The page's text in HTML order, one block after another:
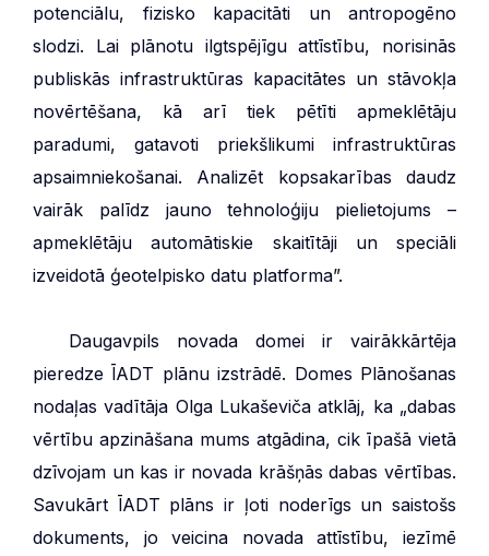
potenciālu, fizisko kapacitāti un antropogēno
slodzi. Lai plānotu ilgtspējīgu attīstību, norisinās
publiskās infrastruktūras kapacitātes un stāvokļa
novērtēšana, kā arī tiek pētīti apmeklētāju
paradumi, gatavoti priekšlikumi infrastruktūras
apsaimniekošanai. Analizēt kopsakarības daudz
vairāk palīdz jauno tehnoloģiju pielietojums –
apmeklētāju automātiskie skaitītāji un speciāli
izveidotā ģeotelpisko datu platforma”.
Daugavpils novada domei ir vairākkārtēja
pieredze ĪADT plānu izstrādē. Domes Plānošanas
nodaļas vadītāja Olga Lukaševiča atklāj, ka „dabas
vērtību apzināšana mums atgādina, cik īpašā vietā
dzīvojam un kas ir novada krāšņās dabas vērtības.
Savukārt ĪADT plāns ir ļoti noderīgs un saistošs
dokuments, jo veicina novada attīstību, iezīmē